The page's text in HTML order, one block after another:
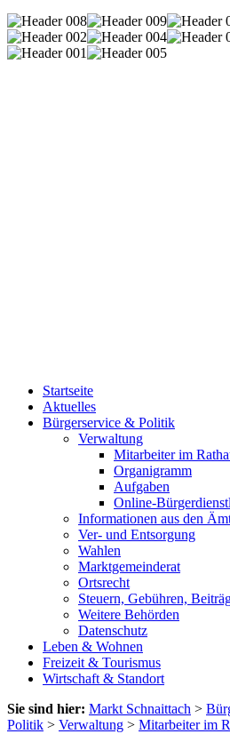
Startseite
Aktuelles
Bürgerservice & Politik
Verwaltung
Mitarbeiter im
Organigramm
Aufgaben
Online-
Informationen aus den
Ver- und Entsorgung
Wahlen
Marktgemeinderat
Ortsrecht
Steuern, Gebühren,
Weitere Behörden
Datenschutz
Leben & Wohnen
Freizeit & Tourismus
Wirtschaft & Standort
Sie sind hier: Markt Schnaittach >
Politik > Verwaltung > Mitarbeiter im